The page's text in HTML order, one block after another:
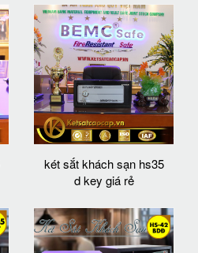
két sắt khách sạn hs35
d key giá rẻ